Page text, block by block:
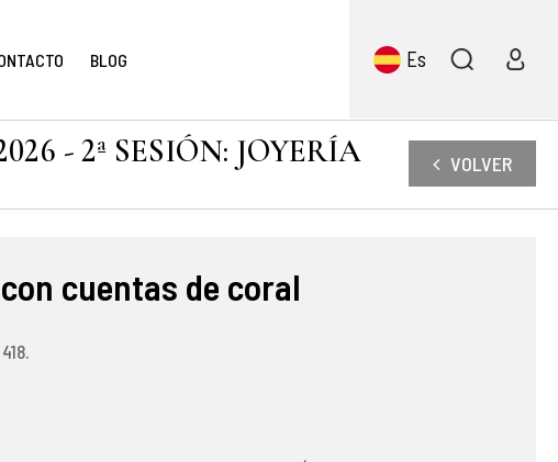
BLOG Es
- 2ª SESIÓN: JOYERÍA VOLVER
cuentas de coral